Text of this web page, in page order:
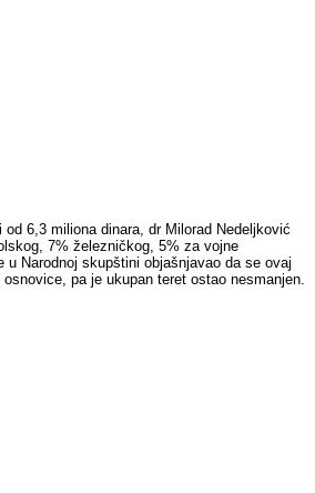
6,3 miliona dinara, dr Milorad Nedeljković
7% železničkog, 5% za vojne
Narodnoj skupštini objašnjavao da se ovaj
pa je ukupan teret ostao nesmanjen.